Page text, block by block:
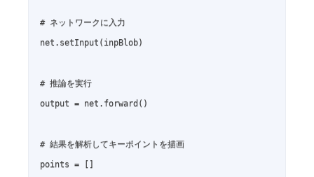
# ネットワークに入力
net.setInput(inpBlob)
# 推論を実行
output = net.forward()
# 結果を解析してキーポイントを描画
points = []